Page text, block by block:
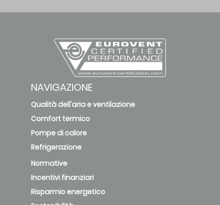
NAVIGAZIONE
Qualità dell'aria e ventilazione
Comfort termico
Pompe di calore
Refrigerazione
Normative
Incentivi finanziari
Risparmio energetico